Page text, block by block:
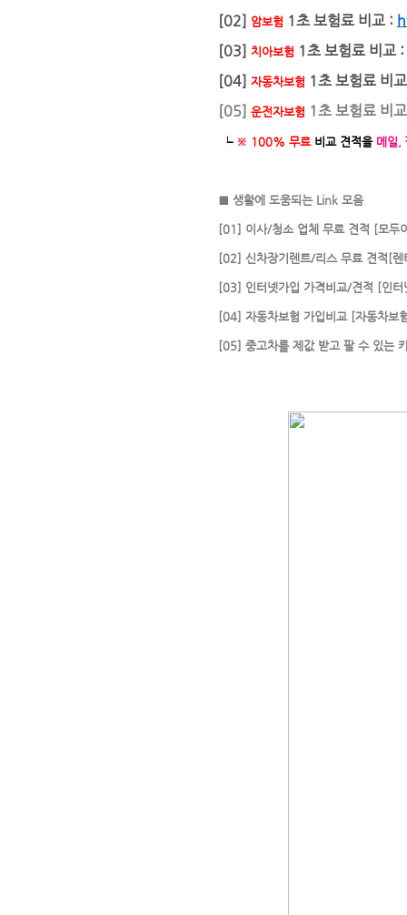
[02] 암보험 1초 보험료 비교 :
[03] 치아보험 1초 보험료 비교 :
[04] 자동차보험 1초 보험료 비
[05] 운전자보험 1초 보험료 비
└※ 100% 무료 비교 견적을 메일,
■ 생활에 도움되는 Link 모음
[01] 이사/청소 업체 무료 견적 [모두
[02] 신차장기렌트/리스 무료 견적[
[03] 인터넷가입 가격비교/견적 [인
[04] 자동차보험 가입비교 [자동차보
[05] 중고차를 제값 받고 팔 수 있는